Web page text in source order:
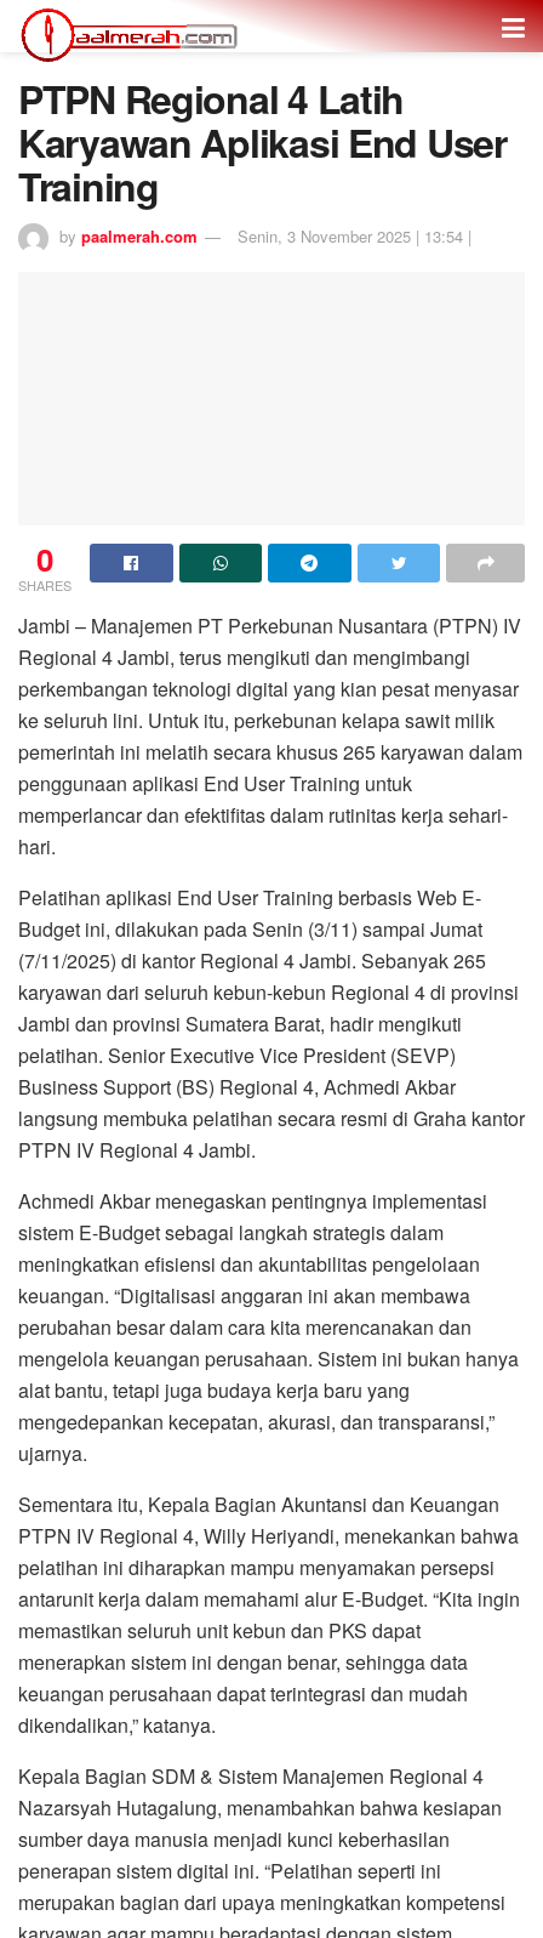
PTPN Regional 4 Latih
Karyawan Aplikasi End User
Training
by paalmerah.com Senin, 3 November 2025 | 13:54 |
0
SHARES
Jambi – Manajemen PT Perkebunan Nusantara (PTPN) IV
Regional 4 Jambi, terus mengikuti dan mengimbangi
perkembangan teknologi digital yang kian pesat menyasar
ke seluruh lini. Untuk itu, perkebunan kelapa sawit milik
pemerintah ini melatih secara khusus 265 karyawan dalam
penggunaan aplikasi End User Training untuk
memperlancar dan efektifitas dalam rutinitas kerja sehari-
hari.
Pelatihan aplikasi End User Training berbasis Web E-
Budget ini, dilakukan pada Senin (3/11) sampai Jumat
(7/11/2025) di kantor Regional 4 Jambi. Sebanyak 265
karyawan dari seluruh kebun-kebun Regional 4 di provinsi
Jambi dan provinsi Sumatera Barat, hadir mengikuti
pelatihan. Senior Executive Vice President (SEVP)
Business Support (BS) Regional 4, Achmedi Akbar
langsung membuka pelatihan secara resmi di Graha kantor
PTPN IV Regional 4 Jambi.
Achmedi Akbar menegaskan pentingnya implementasi
sistem E-Budget sebagai langkah strategis dalam
meningkatkan efisiensi dan akuntabilitas pengelolaan
keuangan. “Digitalisasi anggaran ini akan membawa
perubahan besar dalam cara kita merencanakan dan
mengelola keuangan perusahaan. Sistem ini bukan hanya
alat bantu, tetapi juga budaya kerja baru yang
mengedepankan kecepatan, akurasi, dan transparansi,”
ujarnya.
Sementara itu, Kepala Bagian Akuntansi dan Keuangan
PTPN IV Regional 4, Willy Heriyandi, menekankan bahwa
pelatihan ini diharapkan mampu menyamakan persepsi
antarunit kerja dalam memahami alur E-Budget. “Kita ingin
memastikan seluruh unit kebun dan PKS dapat
menerapkan sistem ini dengan benar, sehingga data
keuangan perusahaan dapat terintegrasi dan mudah
dikendalikan,” katanya.
Kepala Bagian SDM & Sistem Manajemen Regional 4
Nazarsyah Hutagalung, menambahkan bahwa kesiapan
sumber daya manusia menjadi kunci keberhasilan
penerapan sistem digital ini. “Pelatihan seperti ini
merupakan bagian dari upaya meningkatkan kompetensi